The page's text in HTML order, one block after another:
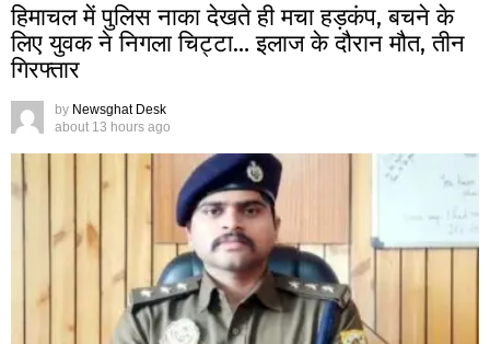
हिमाचल में पुलिस नाका देखते ही मचा हड़कंप, बचने के
लिए युवक ने निगला चिट्टा… इलाज के दौरान मौत, तीन
गिरफ्तार
by Newsghat Desk
about 13 hours ago